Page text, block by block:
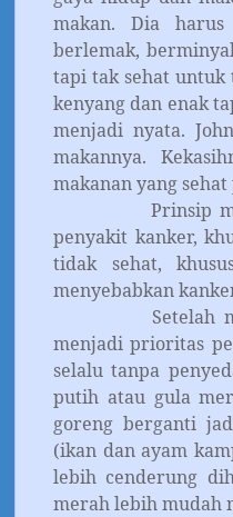
makan. Dia harus
berlemak,
tapi tak sehat untuk
kenyang dan enak
menjadi nyata.
makannya.
makanan yang sehat
Prinsip makan
penyakit kanker,
tidak sehat,
menyebabkan
Setelah
menjadi prioritas
selalu tanpa
putih atau gula
goreng berganti
(ikan dan ayam
lebih cenderung
merah lebih mudah